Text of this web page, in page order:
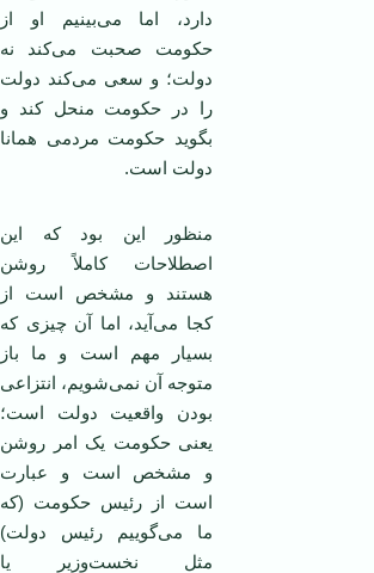
دارد، اما می‌بینیم او از
حکومت صحبت می‌کند نه
دولت؛ و سعی می‌کند دولت
را در حکومت منحل کند و
بگوید حکومت مردمی همانا
دولت است.
منظور این بود که این
اصطلاحات کاملاً روشن
هستند و مشخص است از
کجا می‌آید، اما آن چیزی که
بسیار مهم است و ما باز
متوجه آن نمی‌شویم، انتزاعی
بودن واقعیت دولت است؛
یعنی حکومت یک امر روشن
و مشخص است و عبارت
است از رئیس حکومت (که
ما می‌گوییم رئیس دولت)
مثل نخست‌وزیر یا